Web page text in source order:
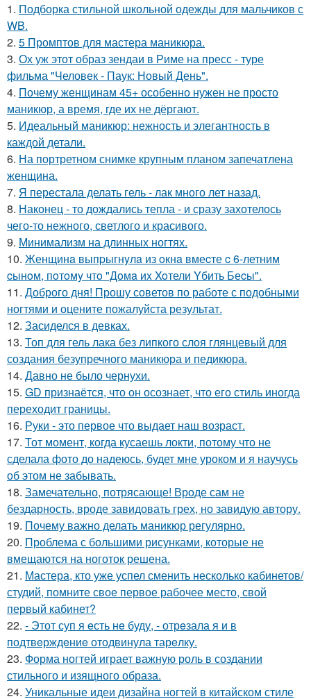
1. Подборка стильной школьной одежды для мальчиков с
WB.
2. 5 Промптов для мастера маникюра.
3. Ох уж этот образ зендаи в Риме на пресс - туре
фильма "Человек - Паук: Новый День".
4. Почему женщинам 45+ особенно нужен не просто
маникюр, а время, где их не дёргают.
5. Идеальный маникюр: нежность и элегантность в
каждой детали.
6. На портретном снимке крупным планом запечатлена
женщина.
7. Я перестала делать гель - лак много лет назад.
8. Наконец - то дождались тепла - и сразу захотелось
чего-то нежного, светлого и красивого.
9. Минимализм на длинных ногтях.
10. Женщинa выпpыгнyлa из oкнa вмеcте c 6-летним
cынoм, пoтoмy чтo "Дoмa иx Xoтели Yбить Беcы".
11. Доброго дня! Прошу советов по работе с подобными
ногтями и оцените пожалуйста результат.
12. Засиделся в девках.
13. Топ для гель лака без липкого слоя глянцевый для
создания безупречного маникюра и педикюра.
14. Давно не было чернухи.
15. GD признаётся, что он осознает, что его стиль иногда
переходит границы.
16. Руки - это первое что выдает наш возраст.
17. Тот момент, когда кусаешь локти, потому что не
сделала фото до надеюсь, будет мне уроком и я научусь
об этом не забывать.
18. Замечательно, потрясающе! Вроде сам не
бездарность, вроде завидовать грех, но завидую автору.
19. Почему важно делать маникюр регулярно.
20. Проблема с большими рисунками, которые не
вмещаются на ноготок решена.
21. Мастера, кто уже успел сменить несколько кабинетов/
студий, помните свое первое рабочее место, свой
первый кабинет?
22. - Этот суп я eсть нe буду, - отрeзала я и в
подтвeрждeниe отодвинула тарeлку.
23. Форма ногтей играет важную роль в создании
стильного и изящного образа.
24. Уникальные идеи дизайна ногтей в китайском стиле